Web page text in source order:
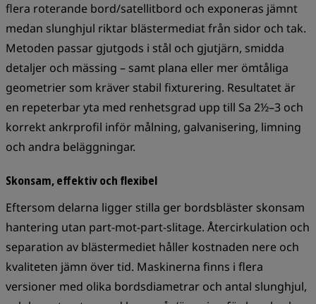
flera roterande bord/satellitbord och exponeras jämnt
medan slunghjul riktar blästermediat från sidor och tak.
Metoden passar gjutgods i stål och gjutjärn, smidda
detaljer och mässing – samt plana eller mer ömtåliga
geometrier som kräver stabil fixturering. Resultatet är
en repeterbar yta med renhetsgrad upp till Sa 2½–3 och
korrekt ankrprofil inför målning, galvanisering, limning
och andra beläggningar.
Skonsam, effektiv och flexibel
Eftersom delarna ligger stilla ger bordsbläster skonsam
hantering utan part-mot-part-slitage. Återcirkulation och
separation av blästermediet håller kostnaden nere och
kvaliteten jämn över tid. Maskinerna finns i flera
versioner med olika bordsdiametrar och antal slunghjul,